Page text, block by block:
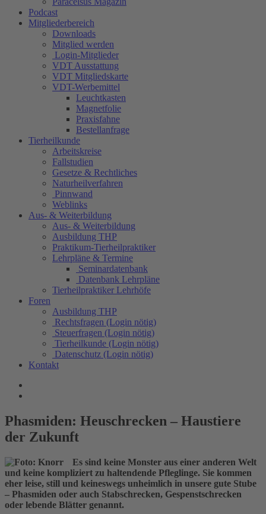
Podcast
Mitgliederbereich
Downloads
Mitglied werden
Login-Mitglieder
VDT Ausstattung
VDT Mitgliedskarte
VDT-Werbemittel
Leuchtkasten
Magnetfolie
Praxisfahne
Bestellanfrage
Tierheilkunde
Arbeitskreise
Fallstudien
Gesetze & Rechtliches
Naturheilverfahren
Pinnwand
Weblinks
Aus- & Weiterbildung
Aus- & Weiterbildung
Ausbildung THP
Praktikum-Tierheilpraktiker
Lehrpläne & Termine
Seminardatenbank
Datenbank Lehrpläne
Tierheilpraktiker Lehrhöfe
Foren
Ausbildung THP
Rechtsfragen (Login nötig)
Steuerfragen (Login nötig)
Tierheilkunde (Login nötig)
Datenschutz (Login nötig)
Kontakt
Phasmiden: Heuschrecken – Haustiere
der Zukunft
Es sind keine Monster aus einer anderen Welt
und keine kompliziert zu haltendende Pfleglinge. Sie kommen
eher leise, still und keineswegs unheimlich in unsere gute Stube
– Phasmiden oder auch Stabschrecken, Gespenstschrecken
oder lebende Blätter genannt.